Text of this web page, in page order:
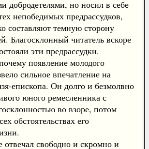
добродетелями, но носил в себе
непобедимых предрассудков,
составляют темную сторону
Благосклонный читатель вскоре
эти предрассудки.
появление молодого
сильное впечатление на
епископа. Он долго и безмолвно
юного ремесленника с
во взоре, потом
обстоятельствах его
отвечал свободно и скромно и